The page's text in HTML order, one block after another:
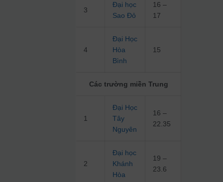
3
Đại học
Sao Đỏ
16 –
17
4
Đại Học
Hòa
Bình
15
Các trường miền Trung
1
Đại Học
Tây
Nguyên
16 –
22.35
2
Đại học
Khánh
Hòa
19 –
23.6